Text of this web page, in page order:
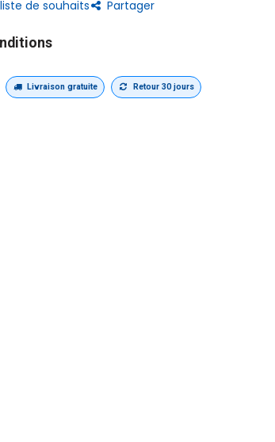
de souhaits Partager
Livraison gratuite Retour 30 jours